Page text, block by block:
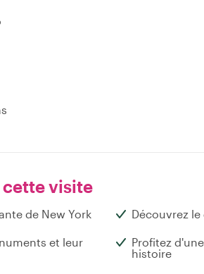
visite
de New York Découvrez
et leur
Profitez
histoire